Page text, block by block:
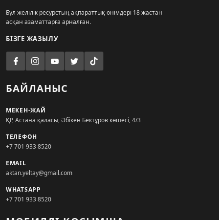
Бұл желілік ресурстың ақпараттық өнімдері 18 жастан
асқан азаматтарға арналған.
БІЗГЕ ЖАЗЫЛУ
БАЙЛАНЫС
МЕКЕН-ЖАЙ
ҚР, Астана қаласы, Әбікен Бектұров көшесі, 4/3
ТЕЛЕФОН
+7 701 933 8520
EMAIL
aktan.yeltay@gmail.com
WHATSAPP
+7 701 933 8520